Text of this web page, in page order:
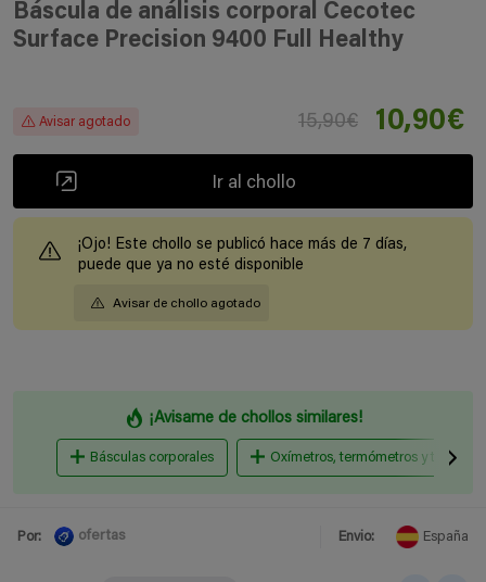
Báscula de análisis corporal Cecotec
Surface Precision 9400 Full Healthy
Avisar agotado 15,90€ 10,90€
Ir al chollo
¡Ojo! Este chollo se publicó hace más de 7 días,
puede que ya no esté disponible
Avisar de chollo agotado
¡Avisame de chollos similares!
Básculas corporales Oxímetros, termómetros y
Por: ofertas Envio: España